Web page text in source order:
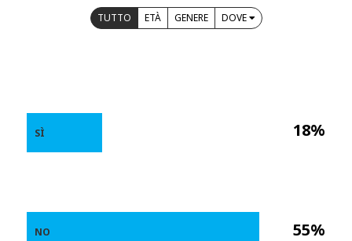
TUTTO ETÀ GENERE DOVE
18%
55%
SÌ
NO